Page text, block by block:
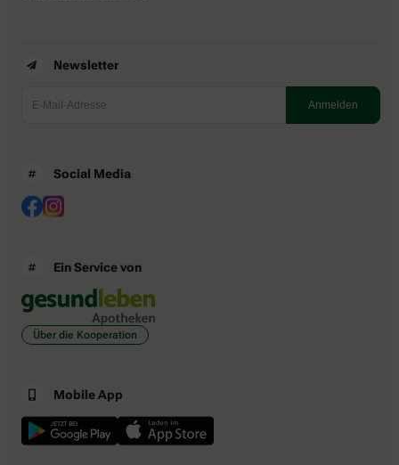
Newsletter
Social Media
Ein Service von
Über die Kooperation
Mobile App